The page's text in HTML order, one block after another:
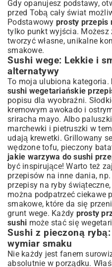
Gdy opanujesz podstawy,
przed Tobą cały świat
Podstawowy prosty przepis
tylko punkt wyjścia. Możesz
tworzyć własne, unikalne
smakowe.
Sushi wege: Lekkie i
alternatywy
To moja ulubiona kategoria.
sushi wegetariańskie
popisu dla wyobraźni.
kremowym awokado i
sriracha mayo. Albo
marchewki i pietruszki w
udają krewetki. Grillowany
wędzone tofu, pieczony
jakie warzywa do sushi
być inspirujące! Warto też
przepisów na inne dania, np.
przepisy na ryby świąteczne
można podpatrzeć ciekawe
smakowe, które da się
grunt wege. Każdy prosty
sushi może stać się
Sushi z pieczoną
wymiar smaku
Nie każdy jest fanem
absolutnie w porządku.